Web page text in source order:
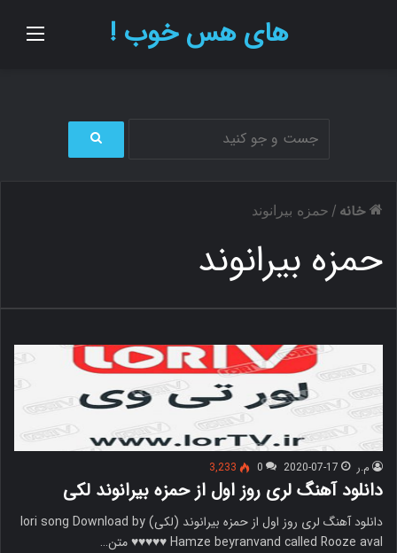
های هس خوب !
ج
ی
خانه / حمزه بیرانوند
حمزه بیرانوند
م.ر 2020-07-17
0
3,233
دانلود آهنگ لری روز اول از حمزه بیرانوند لکی
دانلود آهنگ لری روز اول از حمزه بیرانوند (لکی)‌ lori song Download by
Hamze beyranvand called Rooze aval ♥♥♥♥♥ متن…